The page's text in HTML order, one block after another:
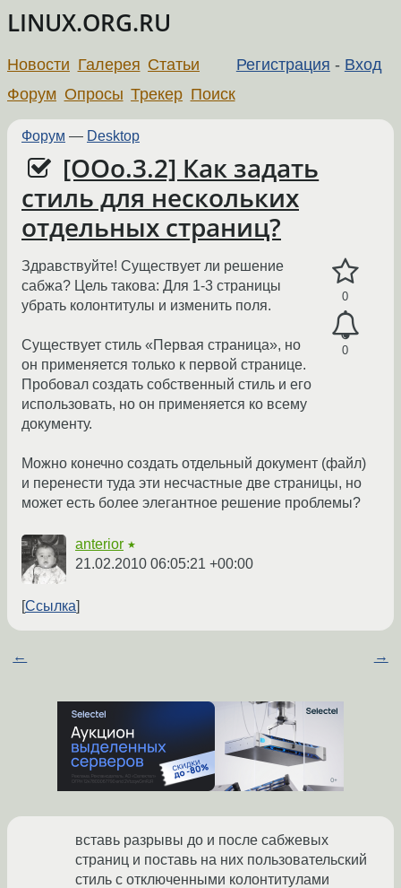
LINUX.ORG.RU
Регистрация - Вход
Новости Галерея Статьи
Форум Опросы Трекер Поиск
Форум — Desktop
[OOo.3.2] Как задать
стиль для нескольких
отдельных страниц?
0
0
Здравствуйте! Существует ли решение
сабжа? Цель такова: Для 1-3 страницы
убрать колонтитулы и изменить поля.
Существует стиль «Первая страница», но
он применяется только к первой странице.
Пробовал создать собственный стиль и его
использовать, но он применяется ко всему
документу.
Можно конечно создать отдельный документ (файл)
и перенести туда эти несчастные две страницы, но
может есть более элегантное решение проблемы?
anterior ★
21.02.2010 06:05:21 +00:00
Ссылка
← →
вставь разрывы до и после сабжевых
страниц и поставь на них пользовательский
стиль с отключенными колонтитулами